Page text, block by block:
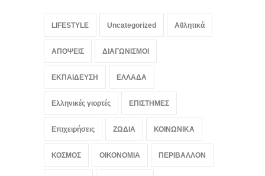
δεδομένα
LIFESTYLE Uncategorized Αθλητικά
ΑΠΟΨΕΙΣ ΔΙΑΓΩΝΙΣΜΟΙ
ΕΚΠΑΙΔΕΥΣΗ ΕΛΛΑΔΑ
Ελληνικές γιορτές ΕΠΙΣΤΗΜΕΣ
Επιχειρήσεις ΖΩΔΙΑ ΚΟΙΝΩΝΙΚΑ
ΚΟΣΜΟΣ ΟΙΚΟΝΟΜΙΑ ΠΕΡΙΒΑΛΛΟΝ